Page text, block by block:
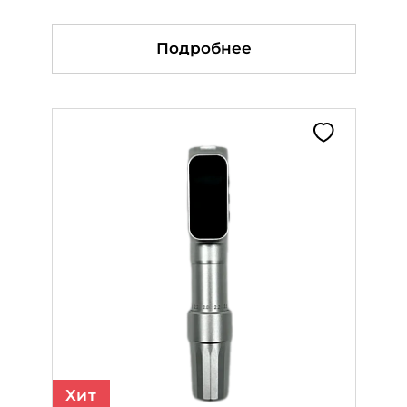
Подробнее
Подробнее
Подробнее
Хит